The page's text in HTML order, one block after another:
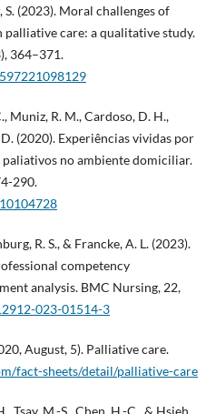
(2023). Moral challenges of
care: a qualitative study.
364–371.
Muniz, R. M., Cardoso, D. H.,
(2020). Experiências vividas por
no ambiente domiciliar.
290.
R. S., & Francke, A. L. (2023).
competency
analysis. BMC Nursing, 22,
023-01514-3
August, 5). Palliative care.
fact-sheets/detail/palliative-care
Tsay, M.-S., Chen, H.-C., & Hsieh,